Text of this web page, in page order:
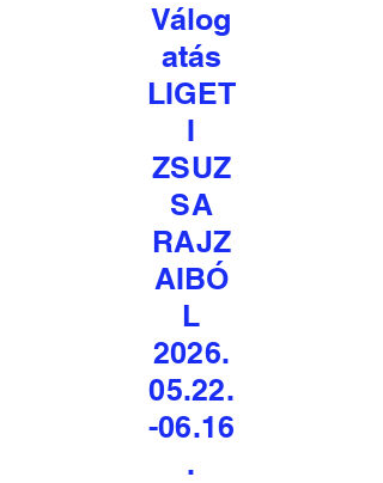
Válog
atás
LIGET
I
ZSUZ
SA
RAJZ
AIBÓ
L
2026.
05.22.
-06.16
.